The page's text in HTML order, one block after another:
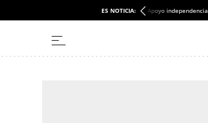
ES NOTICIA: Apoyo independencia